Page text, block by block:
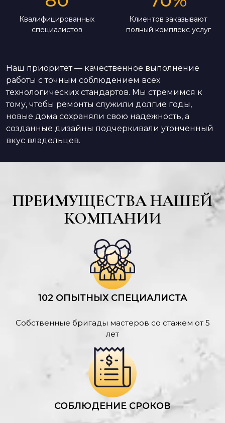
Квалифицированных
специалистов
Клиентов заказывают
полный комплекс услуг
Наш приоритет — качественное выполнение
работы с точным соблюдением всех
технологических стандартов. Мы стремимся к
тому, чтобы ремонты служили долгие годы,
новые дома сохраняли свою надежность, а
созданные дизайны подчеркивали утонченный
вкус владельцев.
ПРЕИМУЩЕСТВА НАШЕЙ
КОМПАНИИ
102 ОПЫТНЫХ СПЕЦИАЛИСТА
Собственные бригады мастеров со стажем от 5
лет
СОБЛЮДЕНИЕ СРОКОВ